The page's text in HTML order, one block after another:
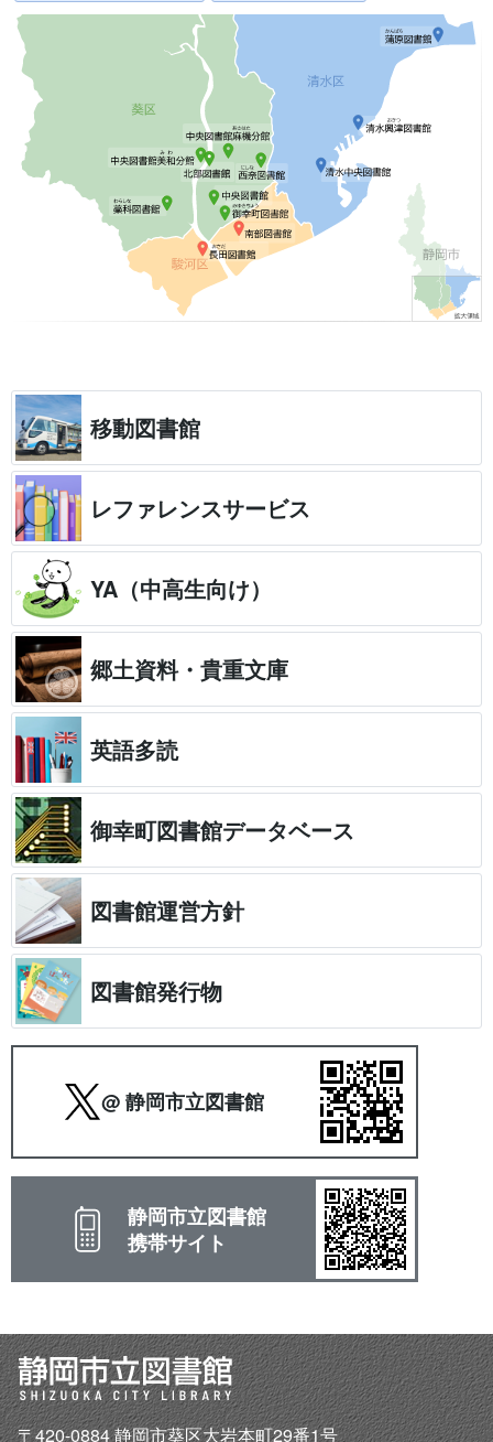
移動図書館
レファレンスサービス
YA（中高生向け）
郷土資料・貴重文庫
英語多読
御幸町図書館データベース
図書館運営方針
図書館発行物
@ 静岡市立図書館
静岡市立図書館
携帯サイト
〒420-0884 静岡市葵区大岩本町29番1号